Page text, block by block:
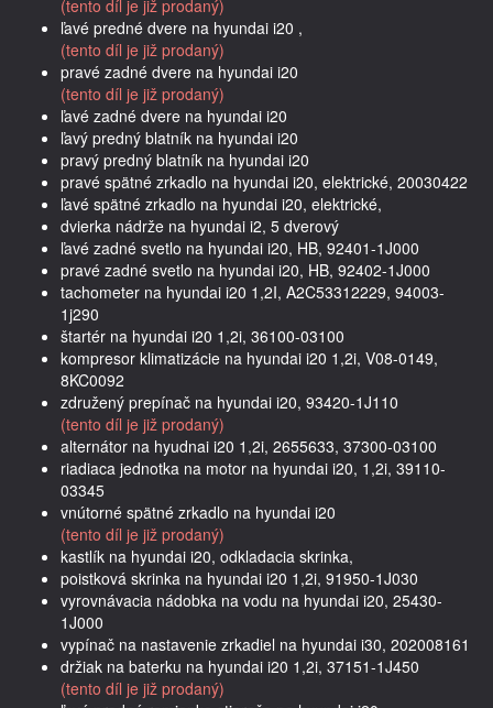
(tento díl je již prodaný)
ľavé predné dvere na hyundai i20 ,
(tento díl je již prodaný)
pravé zadné dvere na hyundai i20
(tento díl je již prodaný)
ľavé zadné dvere na hyundai i20
ľavý predný blatník na hyundai i20
pravý predný blatník na hyundai i20
pravé spätné zrkadlo na hyundai i20, elektrické, 20030422
ľavé spätné zrkadlo na hyundai i20, elektrické,
dvierka nádrže na hyundai i2, 5 dverový
ľavé zadné svetlo na hyundai i20, HB, 92401-1J000
pravé zadné svetlo na hyundai i20, HB, 92402-1J000
tachometer na hyundai i20 1,2I, A2C53312229, 94003-
1j290
štartér na hyundai i20 1,2i, 36100-03100
kompresor klimatizácie na hyundai i20 1,2i, V08-0149,
8KC0092
združený prepínač na hyundai i20, 93420-1J110
(tento díl je již prodaný)
alternátor na hyudnai i20 1,2i, 2655633, 37300-03100
riadiaca jednotka na motor na hyundai i20, 1,2i, 39110-
03345
vnútorné spätné zrkadlo na hyundai i20
(tento díl je již prodaný)
kastlík na hyundai i20, odkladacia skrinka,
poistková skrinka na hyundai i20 1,2i, 91950-1J030
vyrovnávacia nádobka na vodu na hyundai i20, 25430-
1J000
vypínač na nastavenie zrkadiel na hyundai i30, 202008161
držiak na baterku na hyundai i20 1,2i, 37151-1J450
(tento díl je již prodaný)